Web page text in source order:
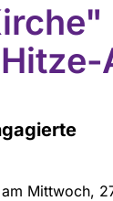
Mittwoch,